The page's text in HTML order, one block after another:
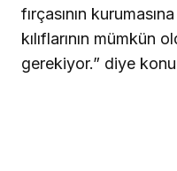
fırçasının
kılıflarının mümkün
gerekiyor.” diye